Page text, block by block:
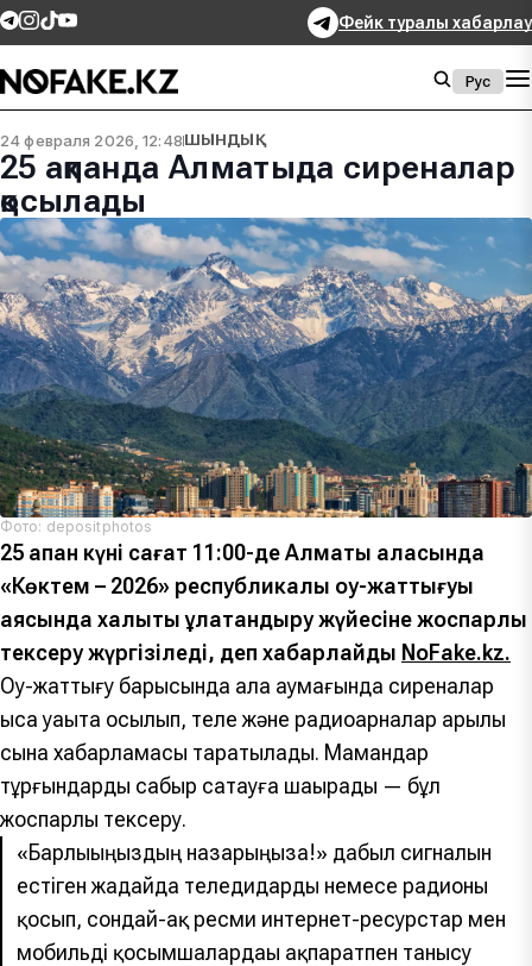
Фейк туралы хабарлау
Рус
24 февраля 2026, 12:48ШЫНДЫҚ
25 ақпанда Алматыда сиреналар
қосылады
Фото: depositphotos
25 ақпан күні сағат 11:00-де Алматы қаласында
«Көктем – 2026» республикалық оқу-жаттығуы
аясында халықты құлақтандыру жүйесіне жоспарлы
тексеру жүргізіледі, деп хабарлайды NoFake.kz.
Оқу-жаттығу барысында қала аумағында сиреналар
қысқа уақытқа қосылып, теле және радиоарналар арқылы
сынақ хабарламасы таратылады. Мамандар
тұрғындарды сабыр сақтауға шақырады — бұл
жоспарлы тексеру.
«Барлығыңыздың назарыңызға!» дабыл сигналын
естіген жағдайда теледидарды немесе радионы
қосып, сондай-ақ ресми интернет-ресурстар мен
мобильді қосымшалардағы ақпаратпен танысу